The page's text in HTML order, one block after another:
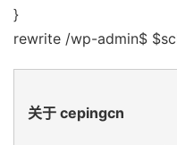
}
rewrite /wp-admin$
关于 cepingcn